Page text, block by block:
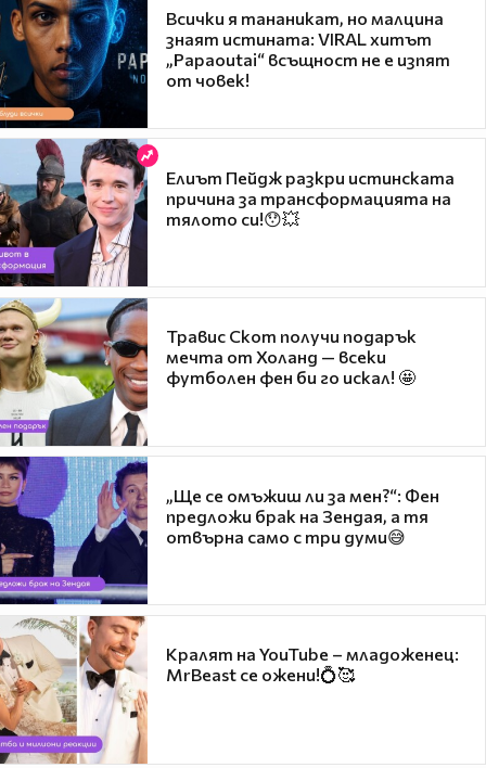
Всички я тананикат, но малцина
знаят истината: VIRAL хитът
„Papaoutai“ всъщност не е изпят
от човек!
Елиът Пейдж разкри истинската
причина за трансформацията на
тялото си!😯💥
Травис Скот получи подарък
мечта от Холанд — всеки
футболен фен би го искал! 🤩
„Ще се омъжиш ли за мен?“: Фен
предложи брак на Зендая, а тя
отвърна само с три думи😅
Кралят на YouTube – младоженец:
MrBeast се ожени!💍🥰